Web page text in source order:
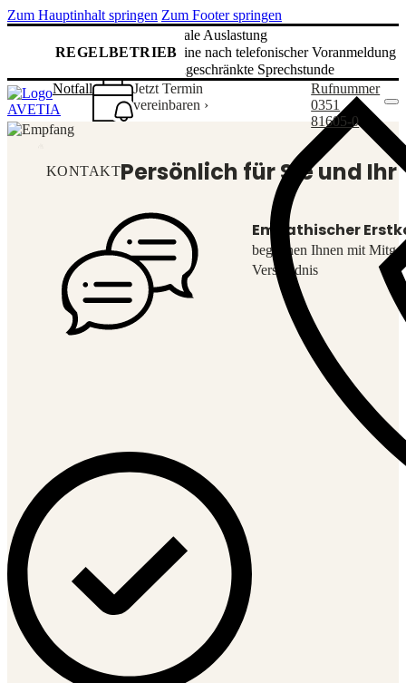
Zum Hauptinhalt springen Zum Footer springen
REGELBETRIEB
✅ normale Auslastung
✅ Termine nach telefonischer Voranmeldung
✅ uneingeschränkte Sprechstunde
Notfall
Jetzt Termin
vereinbaren ›
Rufnummer
0351
81605-0
KONTAKTPersönlich für Sie und Ihr
Empathischer
begegnen Ihnen mit
Verständnis